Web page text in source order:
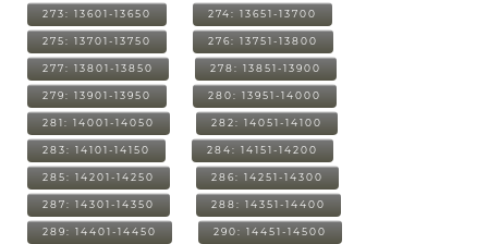
273: 13601-13650 274: 13651-13700
275: 13701-13750 276: 13751-13800
277: 13801-13850 278: 13851-13900
279: 13901-13950 280: 13951-14000
281: 14001-14050 282: 14051-14100
283: 14101-14150 284: 14151-14200
285: 14201-14250 286: 14251-14300
287: 14301-14350 288: 14351-14400
289: 14401-14450 290: 14451-14500